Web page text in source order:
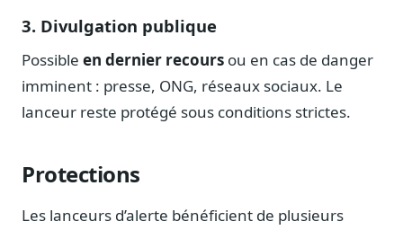
3. Divulgation publique
Possible en dernier recours ou en cas de danger
imminent : presse, ONG, réseaux sociaux. Le
lanceur reste protégé sous conditions strictes.
Protections
Les lanceurs d’alerte bénéficient de plusieurs